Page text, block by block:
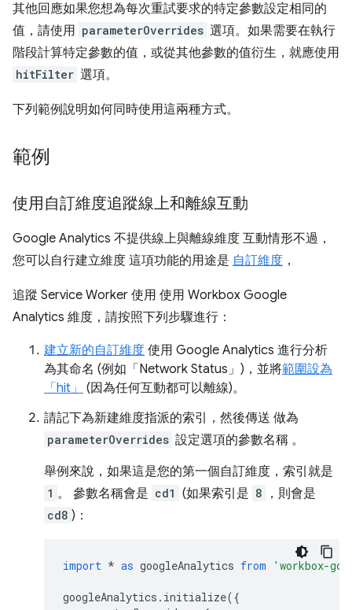
其他回應如果您想為每次重試要求的特定參數設定相同的
值，請使用 parameterOverrides 選項。如果需要在執行
階段計算特定參數的值，或從其他參數的值衍生，就應使用
hitFilter 選項。
下列範例說明如何同時使用這兩種方式。
範例
使用自訂維度追蹤線上和離線互動
Google Analytics 不提供線上與離線維度 互動情形不過，
您可以自行建立維度 這項功能的用途是 自訂維度 ，
追蹤 Service Worker 使用 使用 Workbox Google
Analytics 維度，請按照下列步驟進行：
建立新的自訂維度 使用 Google Analytics 進行分析
為其命名 (例如「Network Status」)，並將範圍設為
「hit」
(因為任何互動都可以離線)。
請記下為新建維度指派的索引，然後傳送 做為
parameterOverrides 設定選項的參數名稱 。
舉例來說，如果這是您的第一個自訂維度，索引就是
1 。 參數名稱會是 cd1 (如果索引是 8 ，則會是
cd8 )：
import * as googleAnalytics from 'workbox-
googleAnalytics . initialize({